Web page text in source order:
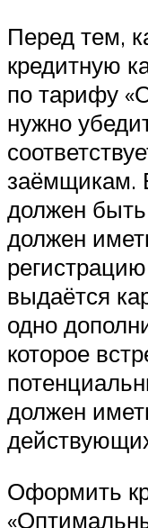
Перед тем,
кредитную
по тарифу
нужно
заёмщикам.
должен
должен
выдаётся
одно
которое
должен
Оформить